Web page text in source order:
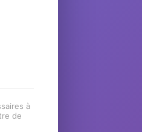
à
de